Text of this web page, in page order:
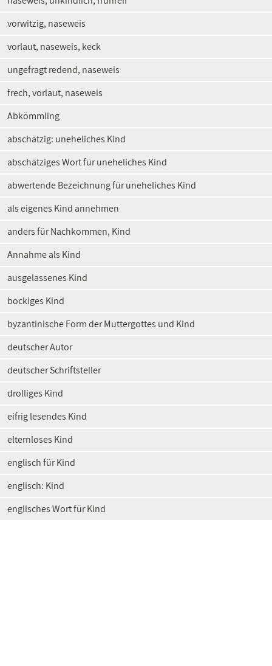
vorwitzig, naseweis
vorlaut, naseweis, keck
ungefragt redend, naseweis
frech, vorlaut, naseweis
Abkömmling
abschätzig: uneheliches Kind
abschätziges Wort für uneheliches Kind
abwertende Bezeichnung für uneheliches Kind
als eigenes Kind annehmen
anders für Nachkommen, Kind
Annahme als Kind
ausgelassenes Kind
bockiges Kind
byzantinische Form der Muttergottes und Kind
deutscher Autor
deutscher Schriftsteller
drolliges Kind
eifrig lesendes Kind
elternloses Kind
englisch für Kind
englisch: Kind
englisches Wort für Kind